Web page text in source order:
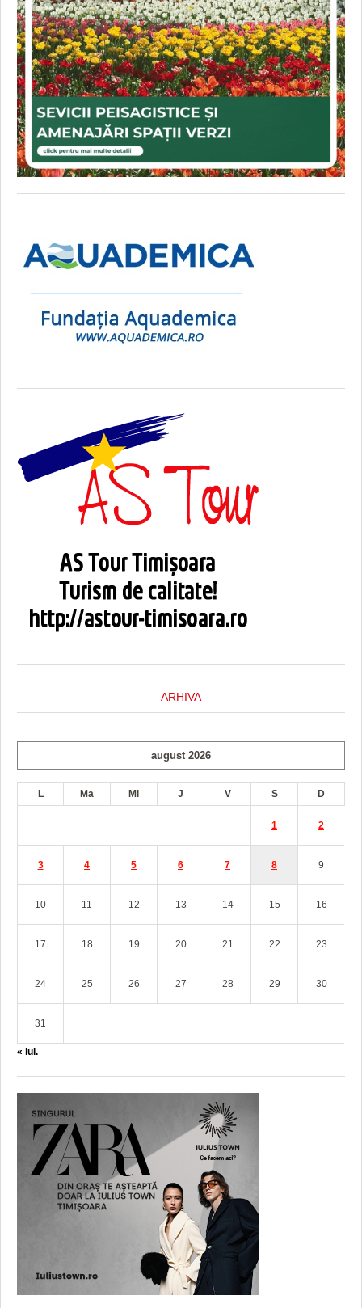
ARHIVA
august 2026
L Ma Mi J V S D
1 2
3 4 5 6 7 8 9
10 11 12 13 14 15 16
17 18 19 20 21 22 23
24 25 26 27 28 29 30
31
« iul.